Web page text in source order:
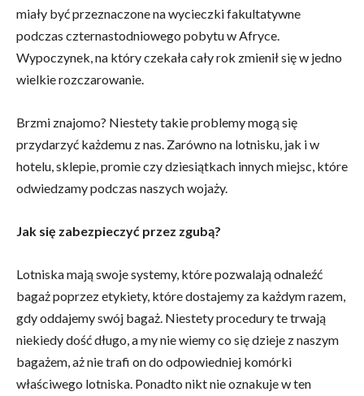
miały być przeznaczone na wycieczki fakultatywne
podczas czternastodniowego pobytu w Afryce.
Wypoczynek, na który czekała cały rok zmienił się w jedno
wielkie rozczarowanie.
Brzmi znajomo? Niestety takie problemy mogą się
przydarzyć każdemu z nas. Zarówno na lotnisku, jak i w
hotelu, sklepie, promie czy dziesiątkach innych miejsc, które
odwiedzamy podczas naszych wojaży.
Jak się zabezpieczyć przez zgubą?
Lotniska mają swoje systemy, które pozwalają odnaleźć
bagaż poprzez etykiety, które dostajemy za każdym razem,
gdy oddajemy swój bagaż. Niestety procedury te trwają
niekiedy dość długo, a my nie wiemy co się dzieje z naszym
bagażem, aż nie trafi on do odpowiedniej komórki
właściwego lotniska. Ponadto nikt nie oznakuje w ten